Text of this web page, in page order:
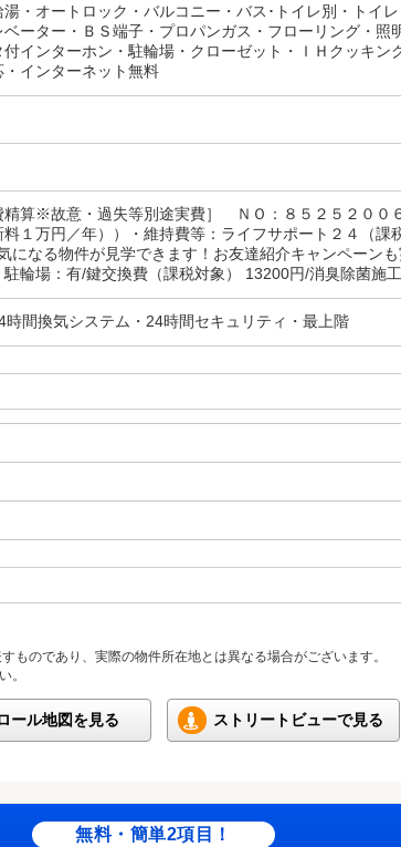
・オートロック・バルコニー・バス･トイレ別・トイ
ーター・ＢＳ端子・プロパンガス・フローリング・照
インターホン・駐輪場・クローゼット・ＩＨクッキン
インターネット無料
精算※故意・過失等別途実費］ ＮＯ：８５２５２００
１万円／年））・維持費等：ライフサポート２４（課
になる物件が見学できます！お友達紹介キャンペーン
輪場：有/鍵交換費（課税対象） 13200円/消臭除菌施
時間換気システム・24時間セキュリティ・最上階
のであり、実際の物件所在地とは異なる場合がございます。
。
ール地図を見る ストリートビューで見る
無料・簡単2項目！